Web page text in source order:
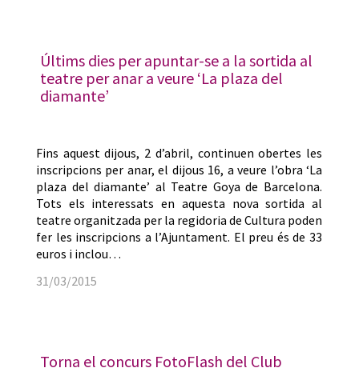
Últims dies per apuntar-se a la sortida al
teatre per anar a veure ‘La plaza del
diamante’
Fins aquest dijous, 2 d’abril, continuen obertes les
inscripcions per anar, el dijous 16, a veure l’obra ‘La
plaza del diamante’ al Teatre Goya de Barcelona.
Tots els interessats en aquesta nova sortida al
teatre organitzada per la regidoria de Cultura poden
fer les inscripcions a l’Ajuntament. El preu és de 33
euros i inclou…
31/03/2015
Torna el concurs FotoFlash del Club